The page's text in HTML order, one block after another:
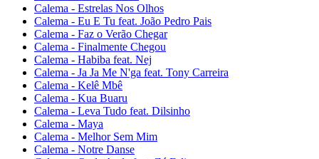
Calema - Estrelas Nos Olhos
Calema - Eu E Tu feat. João Pedro Pais
Calema - Faz o Verão Chegar
Calema - Finalmente Chegou
Calema - Habiba feat. Nej
Calema - Ja Ja Me N'ga feat. Tony Carreira
Calema - Kelê Mbê
Calema - Kua Buaru
Calema - Leva Tudo feat. Dilsinho
Calema - Maya
Calema - Melhor Sem Mim
Calema - Notre Danse